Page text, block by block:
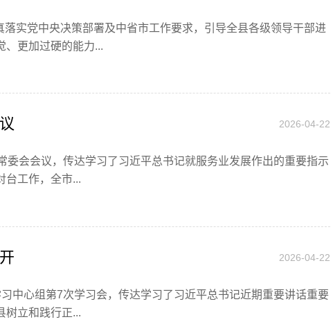
实党中央决策部署及中省市工作要求，引导全县各级领导干部进
、更加过硬的能力...
2026-04-22
会会议，传达学习了习近平总书记就服务业发展作出的重要指示
台工作，全市...
2026-04-22
中心组第7次学习会，传达学习了习近平总书记近期重要讲话重要
树立和践行正...